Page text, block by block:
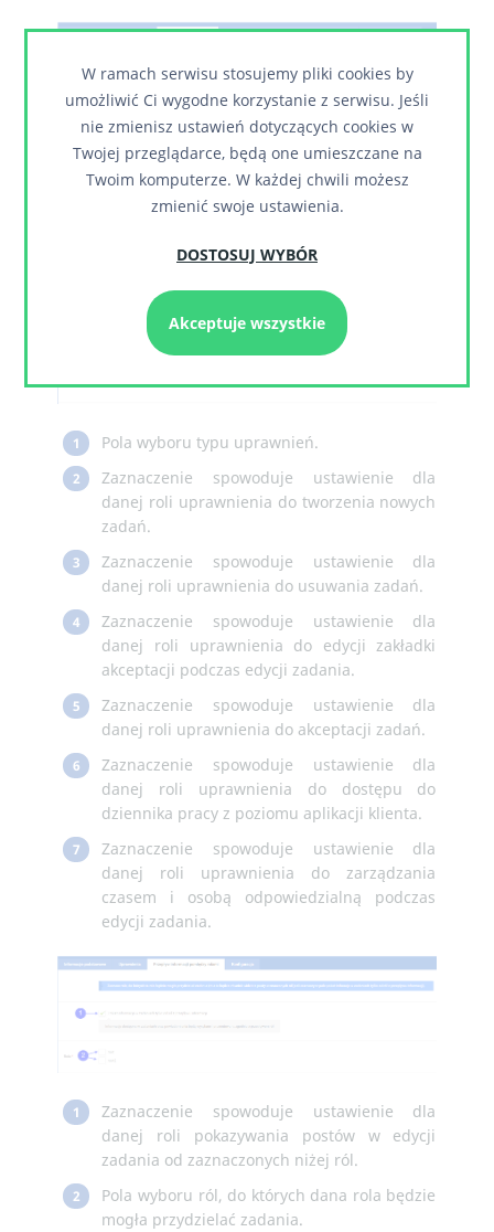
1 Pola wyboru typu uprawnień.
2
Zaznaczenie spowoduje ustawienie dla
danej roli uprawnienia do tworzenia nowych
zadań.
3
Zaznaczenie spowoduje ustawienie dla
danej roli uprawnienia do usuwania zadań.
4
Zaznaczenie spowoduje ustawienie dla
danej roli uprawnienia do edycji zakładki
akceptacji podczas edycji zadania.
5
Zaznaczenie spowoduje ustawienie dla
danej roli uprawnienia do akceptacji zadań.
6
Zaznaczenie spowoduje ustawienie dla
danej roli uprawnienia do dostępu do
dziennika pracy z poziomu aplikacji klienta.
7
Zaznaczenie spowoduje ustawienie dla
danej roli uprawnienia do zarządzania
czasem i osobą odpowiedzialną podczas
edycji zadania.
1
Zaznaczenie spowoduje ustawienie dla
danej roli pokazywania postów w edycji
zadania od zaznaczonych niżej ról.
2
Pola wyboru ról, do których dana rola będzie
mogła przydzielać zadania.
W ramach serwisu stosujemy pliki cookies by
umożliwić Ci wygodne korzystanie z serwisu. Jeśli
nie zmienisz ustawień dotyczących cookies w
Twojej przeglądarce, będą one umieszczane na
Twoim komputerze. W każdej chwili możesz
zmienić swoje ustawienia.
DOSTOSUJ WYBÓR
Akceptuje wszystkie